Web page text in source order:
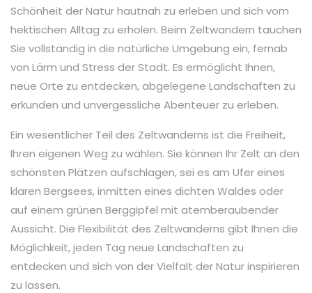
Schönheit der Natur hautnah zu erleben und sich vom
hektischen Alltag zu erholen. Beim Zeltwandern tauchen
Sie vollständig in die natürliche Umgebung ein, fernab
von Lärm und Stress der Stadt. Es ermöglicht Ihnen,
neue Orte zu entdecken, abgelegene Landschaften zu
erkunden und unvergessliche Abenteuer zu erleben.
Ein wesentlicher Teil des Zeltwanderns ist die Freiheit,
Ihren eigenen Weg zu wählen. Sie können Ihr Zelt an den
schönsten Plätzen aufschlagen, sei es am Ufer eines
klaren Bergsees, inmitten eines dichten Waldes oder
auf einem grünen Berggipfel mit atemberaubender
Aussicht. Die Flexibilität des Zeltwanderns gibt Ihnen die
Möglichkeit, jeden Tag neue Landschaften zu
entdecken und sich von der Vielfalt der Natur inspirieren
zu lassen.